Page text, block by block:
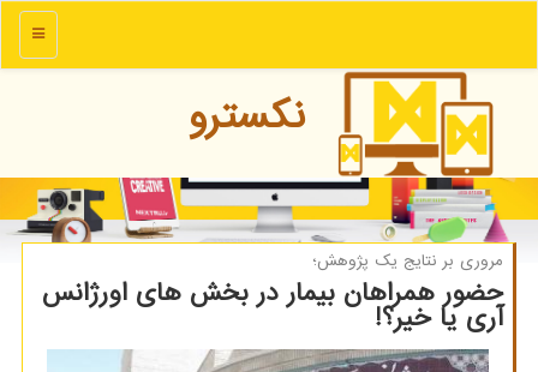
منو
نكسترو
مروری بر نتایج یك پژوهش؛
حضور همراهان بیمار در بخش های اورژانس
آری یا خیر؟!